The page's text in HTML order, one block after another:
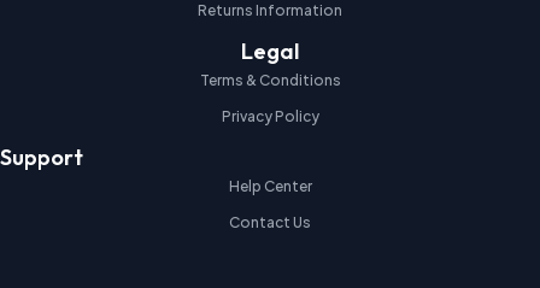
Returns Information
Legal
Terms & Conditions
Privacy Policy
Support
Help Center
Contact Us